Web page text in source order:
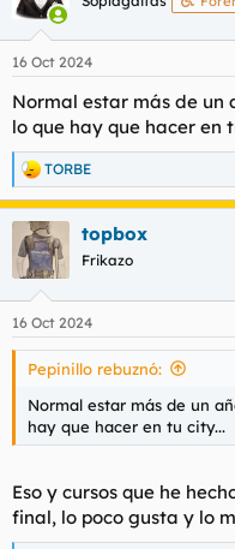
16 Oct 2024
Normal estar más de un
lo que hay que hacer en
R
e
a
c
c
i
e
s
TORBE
topbox
Frikazo
16 Oct 2024
Pepinillo rebuznó:
Normal estar más de un
hay que hacer en tu city...
Eso y cursos que he
final, lo poco gusta y lo